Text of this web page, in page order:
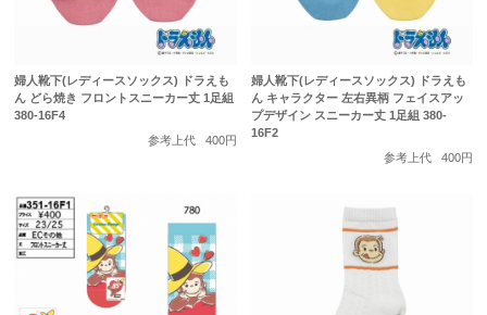
婦人靴下(レディースソックス) ドラえも
ん どら焼き フロントスニーカー丈 1足組
380-16F4
参考上代
400円
婦人靴下(レディースソックス) ドラえも
ん キャラクター 左右異柄 フェイスアッ
プデザイン スニーカー丈 1足組 380-
16F2
参考上代
400円